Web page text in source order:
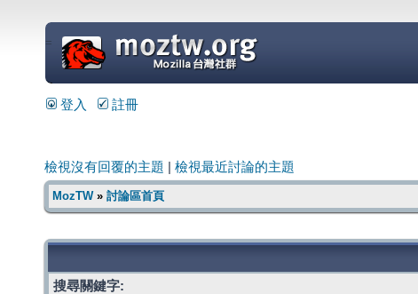
=
登入 註冊
檢視沒有回覆的主題 檢視最近討論的主題
MozTW» 討論區首頁
搜尋關鍵字: